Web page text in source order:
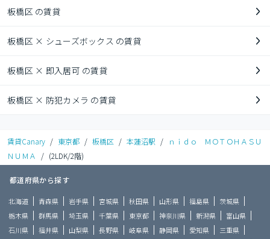
板橋区 の賃貸
板橋区 × シューズボックス の賃貸
板橋区 × 即入居可 の賃貸
板橋区 × 防犯カメラ の賃貸
賃貸Canary / 東京都 / 板橋区 / 本蓮沼駅 /
ｎｉｄｏ ＭＯＴＯＨＡＳＵ
ＮＵＭＡ
/ (2LDK/2階)
都道府県から探す
北海道 青森県 岩手県 宮城県 秋田県 山形県 福島県
茨城県
栃木県
群馬県 埼玉県 千葉県 東京都 神奈川県 新潟県
富山県
石川県
福井県 山梨県 長野県 岐阜県 静岡県 愛知県
三重県